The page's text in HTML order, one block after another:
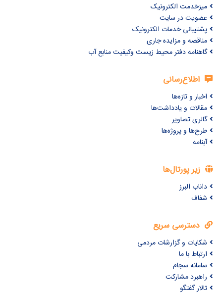
میزخدمت الکترونیک
عضویت در سایت
پشتیبانی خدمات الکترونیک
مناقصه و مزایده جاری
گاهنامه دفتر محیط زیست وکیفیت منابع آب
اطلاع‌رسانی
اخبار و تازه‌ها
مقالات و یادداشت‌ها
گالری تصاویر
طرح‌ها و پروژه‌ها
آبنامه
زیر پورتال‌ها
داناب البرز
شفاف
دسترسی سریع
شکایات و گزارشات مردمی
ارتباط با ما
سامانه سجام
راهبرد مشارکت
تالار گفتگو